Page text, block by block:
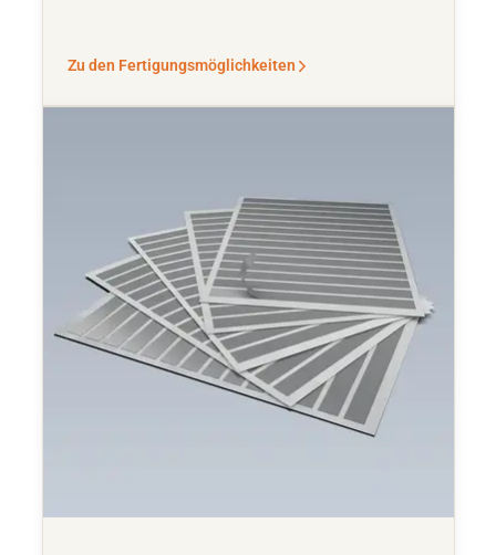
Zu den Fertigungsmöglichkeiten